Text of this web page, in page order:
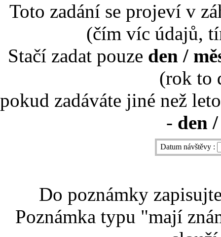
Toto zadání se projeví v
(čím víc údajů,
Stačí zadat pouze den /
(rok to
pokud zadáváte jiné než
- den
Datum návštěvy :
Do poznámky
Poznámka typu "mají